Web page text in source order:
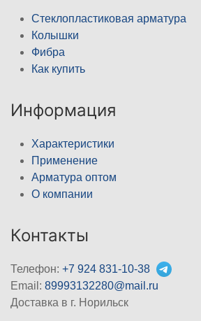
Стеклопластиковая арматура
Колышки
Фибра
Как купить
Информация
Характеристики
Применение
Арматура оптом
О компании
Контакты
Телефон: +7 924 831-10-38
Email: 89993132280@mail.ru
Доставка в г. Норильск